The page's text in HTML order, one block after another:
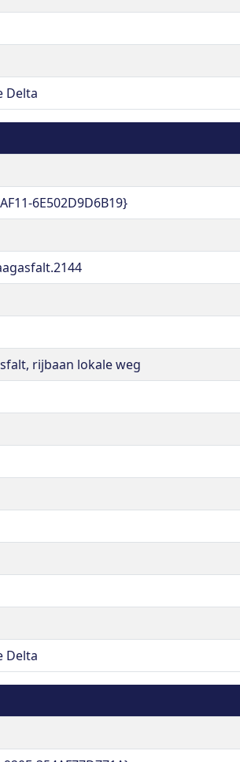
Delta
6E502D9D6B19}
rijbaan lokale weg
Delta